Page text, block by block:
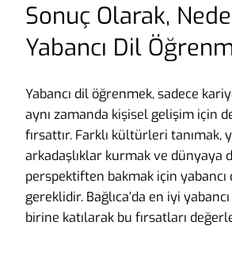
Sonuç Olarak,
Yabancı Dil
Yabancı dil öğrenmek, sadece
aynı zamanda kişisel gelişim için
fırsattır. Farklı kültürleri tanımak,
arkadaşlıklar kurmak ve dünyaya
perspektiften bakmak için
gereklidir. Bağlıca’da en iyi
birine katılarak bu fırsatları